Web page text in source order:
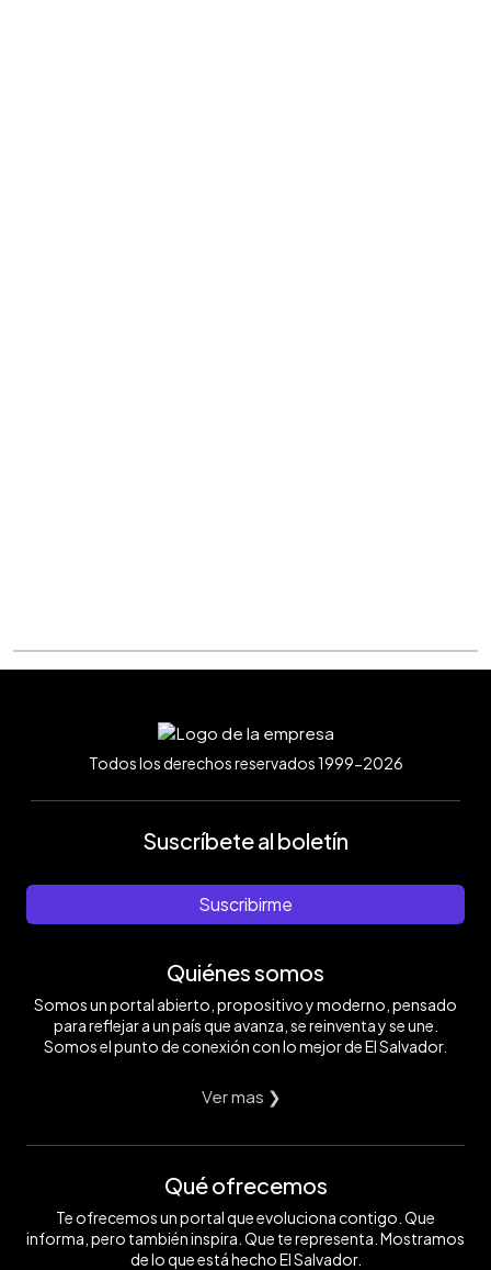
Todos los derechos reservados 1999-2026
Suscríbete al boletín
Suscribirme
Quiénes somos
Somos un portal abierto, propositivo y moderno, pensado
para reflejar a un país que avanza, se reinventa y se une.
Somos el punto de conexión con lo mejor de El Salvador.
Ver mas ❯
Qué ofrecemos
Te ofrecemos un portal que evoluciona contigo. Que
informa, pero también inspira. Que te representa. Mostramos
de lo que está hecho El Salvador.